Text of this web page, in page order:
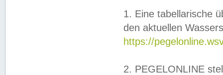
1. Eine tabellarische
den aktuellen
https://
2. PEGELONLINE